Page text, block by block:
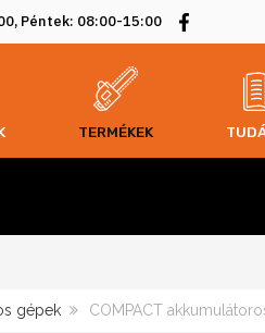
Péntek: 08:00-15:00
TERMÉKEK
gépek COMPACT